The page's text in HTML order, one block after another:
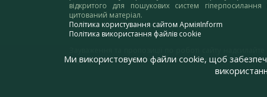
відкритого для пошукових систем гіперпосилання
цитований матеріал.
Політика користування сайтом АрміяInform
Політика використання файлів cookie
адресу:webmaster@armyinform.com.ua
Ми використовуємо файли cookie, щоб